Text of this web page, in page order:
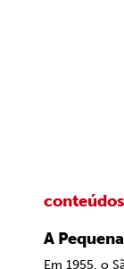
A
Em 1955, o